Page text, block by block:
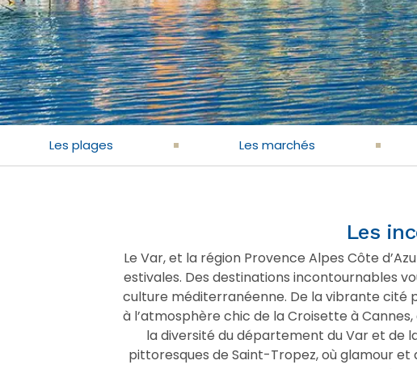
Les plages Les marchés
Les
Le Var, et la région Provence Alpes Côte
estivales. Des destinations incontournables
culture méditerranéenne. De la vibrante cité
à l’atmosphère chic de la Croisette à
la diversité du département du Var et de
pittoresques de Saint-Tropez, où glamour